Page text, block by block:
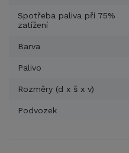
Spotřeba paliva při 75%
zatížení
Barva
Palivo
Rozměry (d x š x v)
Podvozek